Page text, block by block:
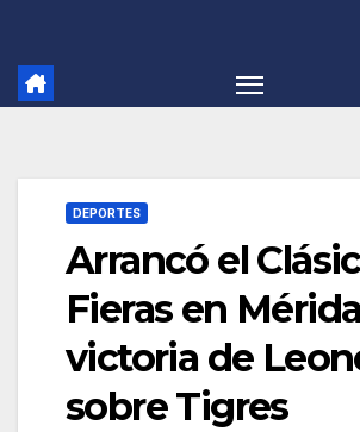
DEPORTES
Arrancó el
Fieras en
victoria de
sobre Tigres